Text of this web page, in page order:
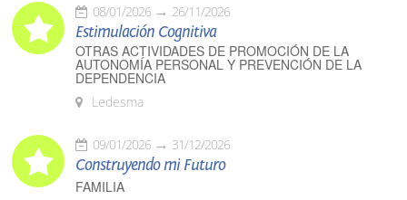
08/01/2026 26/11/2026
Estimulación Cognitiva
OTRAS ACTIVIDADES DE PROMOCIÓN DE LA
AUTONOMÍA PERSONAL Y PREVENCIÓN DE LA
DEPENDENCIA
Ledesma
09/01/2026 31/12/2026
Construyendo mi Futuro
FAMILIA